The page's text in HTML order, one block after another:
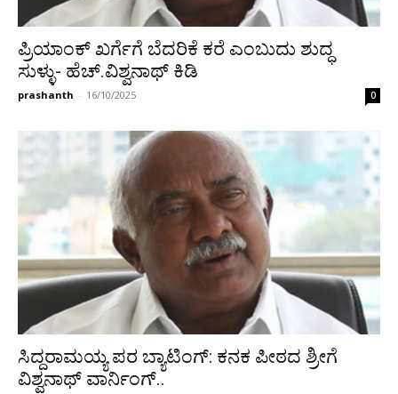
ಪ್ರಿಯಾಂಕ್ ಖರ್ಗೆಗೆ ಬೆದರಿಕೆ ಕರೆ ಎಂಬುದು ಶುದ್ಧ
ಸುಳ್ಳು- ಹೆಚ್.ವಿಶ್ವನಾಥ್ ಕಿಡಿ
prashanth - 16/10/2025 0
ಸಿದ್ದರಾಮಯ್ಯ ಪರ ಬ್ಯಾಟಿಂಗ್: ಕನಕ ಪೀಠದ ಶ್ರೀಗೆ
ವಿಶ್ವನಾಥ್ ವಾರ್ನಿಂಗ್..